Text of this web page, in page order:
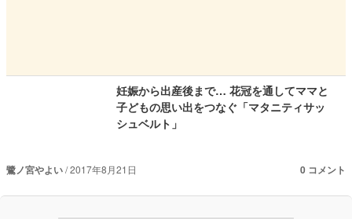
妊娠から出産後まで… 花冠を通してママと
子どもの思い出をつなぐ「マタニティサッ
シュベルト」
鷺ノ宮やよい 2017年8月21日 0 コメント